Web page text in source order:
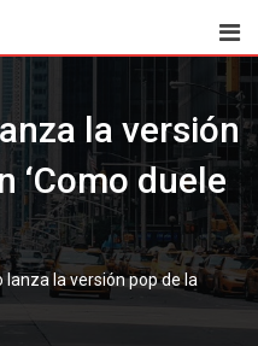
la versión
‘Como duele
lanza la versión pop de la